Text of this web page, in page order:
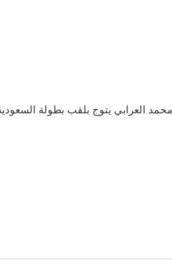
العرابي يتوج بلقب بطولة السعودية